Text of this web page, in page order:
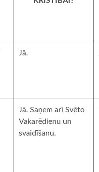
Jā.
Jā. Saņem arī Svēto
Vakarēdienu un
svaidīšanu.